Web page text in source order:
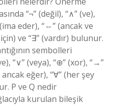
“¬” (değil), “∧” (ve),
eder), “⇔” (ancak ve
ve “∃” (vardır) bulunur.
sembolleri
“∨” (veya), “⊕” (xor), “→”
eğer), “∀” (her şey
P ve Q nedir
kurulan bileşik